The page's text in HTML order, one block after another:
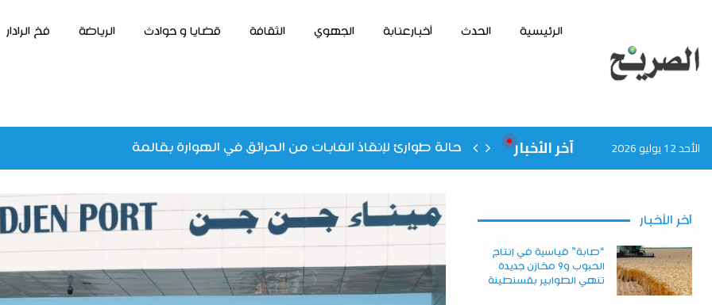
الرئيسية الحدث أخبارعنابة الجهوي الثقافة قضايا و حوادث الرياضة فخ الرادار
الأحد 12 يوليو 2026 آخر الأخبار حالة طوارئ لإنقاذ الغابات من الحرائق في الهوارة بقالمة
إطلاق مشروع لخلق مناصب الشغل واستغلال المياه المعدنية في الريغية…
آخر الأخبار
“صابة” قياسية في إنتاج
الحبوب و9 مخازن جديدة
تنهي الطوابير بقسنطينة